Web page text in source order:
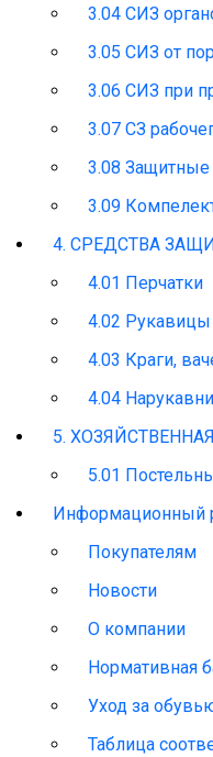
3.04 СИЗ
3.05 СИЗ от
3.06 СИЗ при
3.07 СЗ
3.08
3.09
4. СРЕДСТВА
4.01 Перчатки
4.02 Рукавицы
4.03 Краги,
4.04
5.
5.01
Информационный
Покупателям
Новости
О компании
Нормативная
Уход за
Таблица